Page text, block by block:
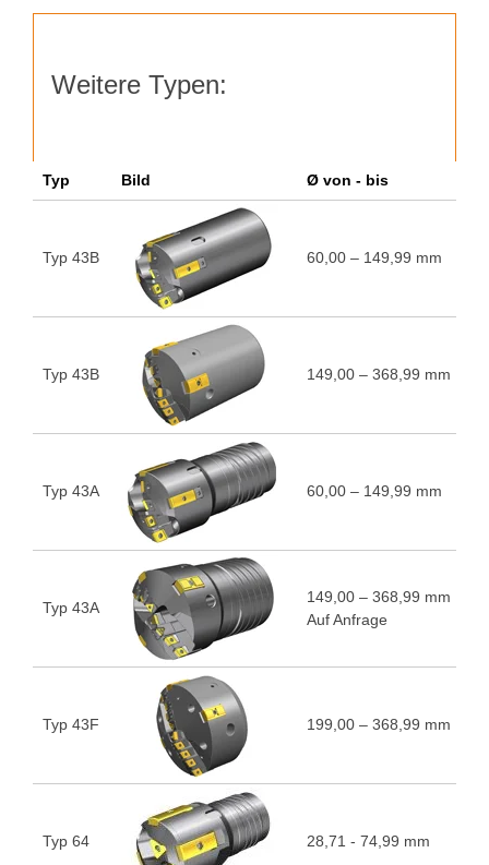
Weitere Typen:
Typ Bild Ø von - bis
Typ 43B 60,00 – 149,99 mm
Typ 43B 149,00 – 368,99 mm
Typ 43A 60,00 – 149,99 mm
Typ 43A
149,00 – 368,99 mm
Auf Anfrage
Typ 43F 199,00 – 368,99 mm
Typ 64 28,71 - 74,99 mm